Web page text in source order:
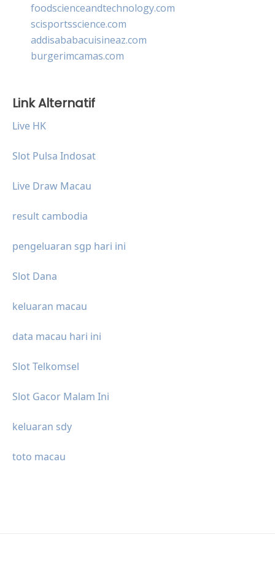
foodscienceandtechnology.com
scisportsscience.com
addisababacuisineaz.com
burgerimcamas.com
Link Alternatif
Live HK
Slot Pulsa Indosat
Live Draw Macau
result cambodia
pengeluaran sgp hari ini
Slot Dana
keluaran macau
data macau hari ini
Slot Telkomsel
Slot Gacor Malam Ini
keluaran sdy
toto macau